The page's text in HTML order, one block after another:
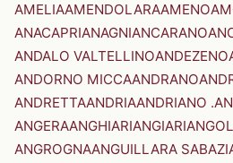
AMELIAAMENDOLARAAMENO
ANACAPRIANAGNIANCARANO
ANDALO VALTELLINOANDEZENO
ANDORNO MICCAANDRANO
ANDRETTAANDRIAANDRIANO
ANGERAANGHIARIANGIARI
ANGROGNAANGUILLARA